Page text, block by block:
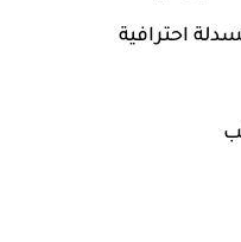
احترافية